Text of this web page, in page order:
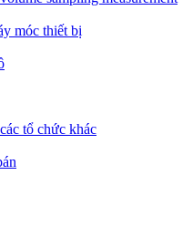
móc thiết bị
tổ chức khác